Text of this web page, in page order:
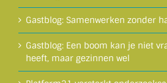
Gastblog: Samenwerken zonder
Gastblog: Een boom kan je niet
heeft, maar gezinnen wel